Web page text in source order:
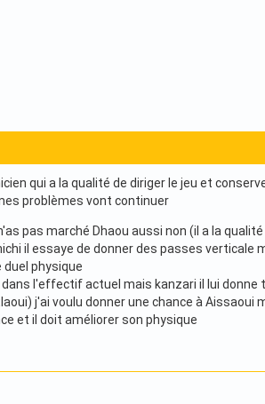
qui a la qualité de diriger le jeu et
problèmes vont continuer
pas marché Dhaou aussi non (il a la
il essaye de donner des passes verticale
physique
l'effectif actuel mais kanzari il lui
j'ai voulu donner une chance à Aissaoui
et il doit améliorer son physique